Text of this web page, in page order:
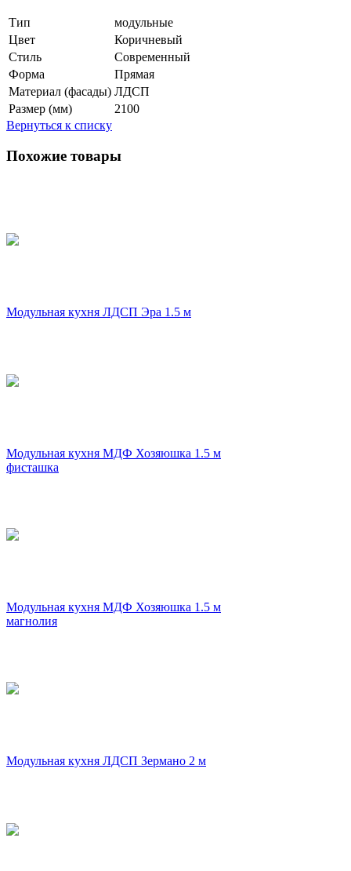
Тип
модульные
Цвет
Коричневый
Стиль
Современный
Форма
Прямая
Материал (фасады) ЛДСП
Размер (мм)
2100
Вернуться к списку
Похожие товары
Модульная кухня ЛДСП Эра 1.5 м
Модульная кухня МДФ Хозяюшка 1.5 м
фисташка
Модульная кухня МДФ Хозяюшка 1.5 м
магнолия
Модульная кухня ЛДСП Зермано 2 м